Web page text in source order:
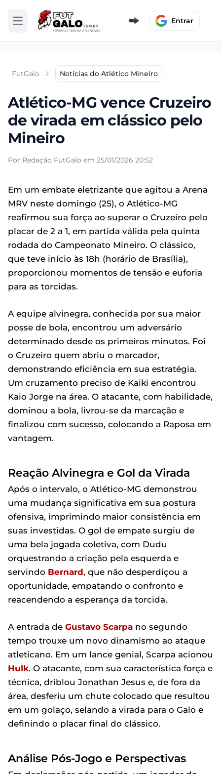
Abrir menu Entrar
FutGalo Notícias do Atlético Mineiro
Atlético-MG vence Cruzeiro
de virada em clássico pelo
Mineiro
Por Redação FutGalo em 25/01/2026 20:52
Em um embate eletrizante que agitou a Arena
MRV neste domingo (25), o Atlético-MG
reafirmou sua força ao superar o Cruzeiro pelo
placar de 2 a 1, em partida válida pela quinta
rodada do Campeonato Mineiro. O clássico,
que teve início às 18h (horário de Brasília),
proporcionou momentos de tensão e euforia
para as torcidas.
A equipe alvinegra, conhecida por sua maior
posse de bola, encontrou um adversário
determinado desde os primeiros minutos. Foi
o Cruzeiro quem abriu o marcador,
demonstrando eficiência em sua estratégia.
Um cruzamento preciso de Kaiki encontrou
Kaio Jorge na área. O atacante, com habilidade,
dominou a bola, livrou-se da marcação e
finalizou com sucesso, colocando a Raposa em
vantagem.
Reação Alvinegra e Gol da Virada
Após o intervalo, o Atlético-MG demonstrou
uma mudança significativa em sua postura
ofensiva, imprimindo maior consistência em
suas investidas. O gol de empate surgiu de
uma bela jogada coletiva, com Dudu
orquestrando a criação pela esquerda e
servindo Bernard, que não desperdiçou a
oportunidade, empatando o confronto e
reacendendo a esperança da torcida.
A entrada de Gustavo Scarpa no segundo
tempo trouxe um novo dinamismo ao ataque
atleticano. Em um lance genial, Scarpa acionou
Hulk. O atacante, com sua característica força e
técnica, driblou Jonathan Jesus e, de fora da
área, desferiu um chute colocado que resultou
em um golaço, selando a virada para o Galo e
definindo o placar final do clássico.
Análise Pós-Jogo e Perspectivas